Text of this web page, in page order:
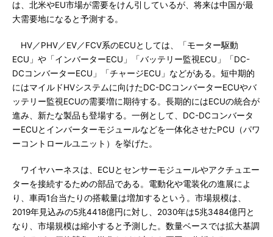
は、北米やEU市場が需要をけん引しているが、将来は中国が最
大需要地になると予測する。
HV／PHV／EV／FCV系のECUとしては、「モーター駆動
ECU」や「インバーターECU」「バッテリー監視ECU」「DC-
DCコンバーターECU」「チャージECU」などがある。短中期的
にはマイルドHVシステムに向けたDC-DCコンバーターECUやバ
ッテリー監視ECUの需要増に期待する。長期的にはECUの統合が
進み、新たな製品も登場する。一例として、DC-DCコンバータ
ーECUとインバーターモジュールなどを一体化させたPCU（パワ
ーコントロールユニット）を挙げた。
ワイヤハーネスは、ECUとセンサーモジュールやアクチュエー
ターを接続するための部品である。電動化や電装化の進展によ
り、車両1台当たりの搭載量は増加するという。市場規模は、
2019年見込みの5兆4418億円に対し、2030年は5兆3484億円と
なり、市場規模は縮小すると予測した。数量ベースでは拡大基調